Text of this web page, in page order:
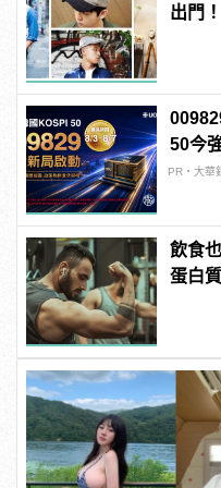
出門！
50今
PR・大華
飲食
蛋白